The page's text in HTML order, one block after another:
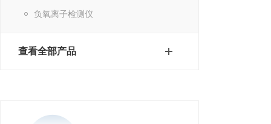
负氧离子检测仪
查看全部产品